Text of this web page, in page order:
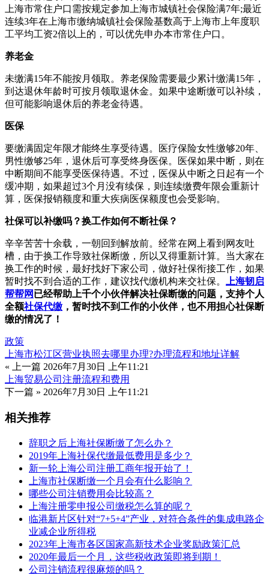
上海市常住户口需按规定参加上海市城镇社会保险满7年;最近
连续3年在上海市缴纳城镇社会保险基数高于上海市上年度职
工平均工资2倍以上的，可以优先申办本市常住户口。
养老金
未缴满15年不能按月领取。养老保险需要最少累计缴满15年，
到达退休年龄时可按月领取退休金。如果中途断缴可以补续，
但可能影响退休后的养老金待遇。
医保
要缴满固定年限才能终生享受待遇。医疗保险女性缴够20年、
男性缴够25年，退休后可享受终身医保。医保如果中断，则在
中断期间不能享受医保待遇。不过，医保从中断之日起有一个
缓冲期，如果超过3个月没有续保，则连续缴费年限会重新计
算，医保报销额度和重大疾病医保额度也会受影响。
社保可以补缴吗？换工作如何不断社保？
辛辛苦苦十余载，一朝回到解放前。经常在网上看到网友吐
槽，由于换工作导致社保断缴，所以又得重新计算。当大家在
换工作的时候，最好找好下家公司，做好社保衔接工作，如果
暂时找不到合适的工作，建议找代缴机构来交社保。
上海韧启
帮帮网已经帮助上千个小伙伴解决社保断缴的问题，支持个人
全额社保代缴 ，暂时找不到工作的小伙伴，也不用担心社保断
缴的情况了！
政策
上海市松江区营业执照去哪里办理?办理流程和地址详解
« 上一篇 2026年7月30日 上午11:21
上海贸易公司注册流程和费用
下一篇 » 2026年7月30日 上午11:21
相关推荐
辞职之后上海社保断缴了怎么办？
2019年上海社保代缴最低费用是多少？
新一轮上海公司注册工商年报开始了！
上海市社保断缴一个月会有什么影响？
哪些公司注销费用会比较高？
上海注册零申报公司缴税怎么算的呢？
临港新片区针对“7+5+4”产业，对符合条件的集成电路企
业减企业所得税
2023年上海市各区国家高新技术企业奖励政策汇总
2020年最后一个月，这些税收政策即将到期！
公司注销流程很麻烦的吗？